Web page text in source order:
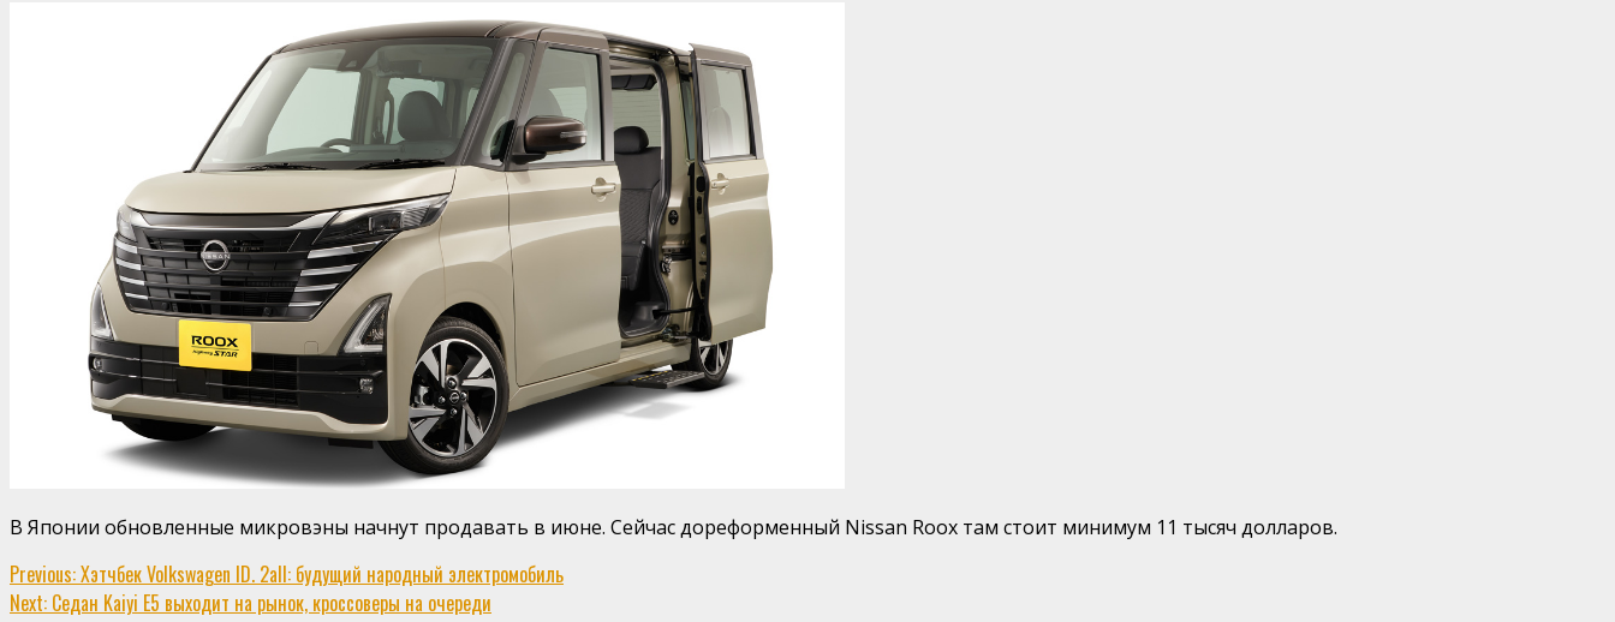
В Японии обновленные микровэны начнут продавать в июне. Сейчас дореформенный Nissan Roox там стоит минимум 11 тысяч долларов.
Continue
Previous:Хэтчбек Volkswagen ID. 2all: будущий народный электромобиль
Next: Седан Kaiyi E5 выходит на рынок, кроссоверы на очереди